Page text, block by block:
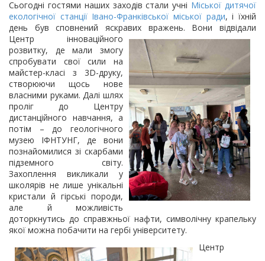
Сьогодні гостями наших заходів стали учні Міської дитячої
екологічної станції Івано-Франківської міської ради, і їхній
день був сповнений яскравих вражень. Вони відвідали
Центр інноваційного
розвитку, де мали змогу
спробувати свої сили на
майстер-класі з 3D-друку,
створюючи щось нове
власними руками. Далі шлях
проліг до Центру
дистанційного навчання, а
потім – до геологічного
музею ІФНТУНГ, де вони
познайомилися зі скарбами
підземного світу.
Захоплення викликали у
школярів не лише унікальні
кристали й гірські породи,
але й можливість
доторкнутись до справжньої нафти, символічну крапельку
якої можна побачити на гербі університету.
Центр